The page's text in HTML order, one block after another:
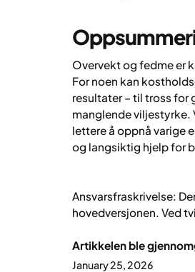
Overvekt og fedme er
For noen kan
resultater – til tross for
manglende viljestyrke.
lettere å oppnå varige
og langsiktig hjelp for
Ansvarsfraskrivelse:
hovedversjonen. Ved
Artikkelen ble
January 25, 2026